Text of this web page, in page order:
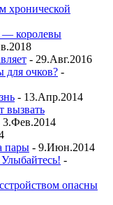
хронической
королевы
- 29.Авг.2016
очков? -
- 13.Апр.2014
вызвать
3.Фев.2014
пары - 9.Июн.2014
-
опасны